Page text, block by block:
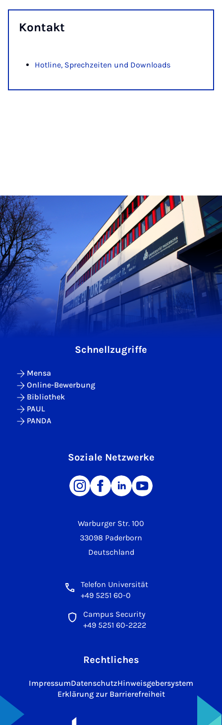
Kon­takt
Hotline, Sprechzeiten und Downloads
Warburger Str. 100
33098 Paderborn
Deutschland
Telefon Universität
+49 5251 60-0
Campus Security
+49 5251 60-2222
Schnellzugriffe
Mensa
Online-Bewerbung
Bibliothek
PAUL
PANDA
Soziale Netzwerke
Rechtliches
ImpressumDatenschutzHinweisgebersystem
Erklärung zur Barrierefreiheit